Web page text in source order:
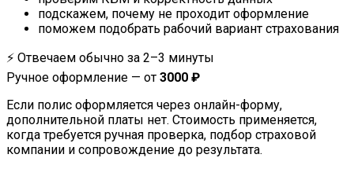
подскажем, почему не проходит оформление
поможем подобрать рабочий вариант страхования
⚡ Отвечаем обычно за 2–3 минуты
Ручное оформление — от 3000 ₽
Если полис оформляется через онлайн-форму,
дополнительной платы нет. Стоимость применяется,
когда требуется ручная проверка, подбор страховой
компании и сопровождение до результата.